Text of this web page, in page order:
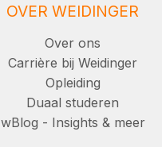
OVER WEIDINGER
Over ons
Carrière bij Weidinger
Opleiding
Duaal studeren
wBlog - Insights & meer